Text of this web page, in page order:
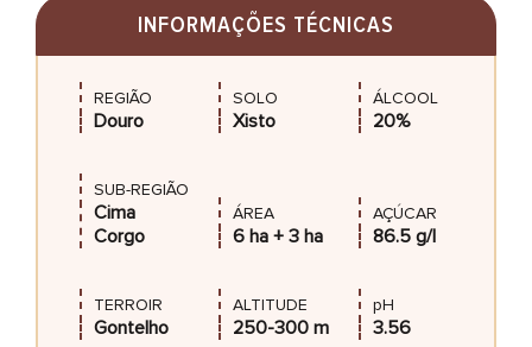
INFORMAÇÕES TÉCNICAS
REGIÃO
Douro
SOLO
Xisto
ÁLCOOL
20%
SUB-REGIÃO
Cima
Corgo
ÁREA
6 ha + 3 ha
AÇÚCAR
86.5 g/l
TERROIR
Gontelho
ALTITUDE
250-300 m
pH
3.56